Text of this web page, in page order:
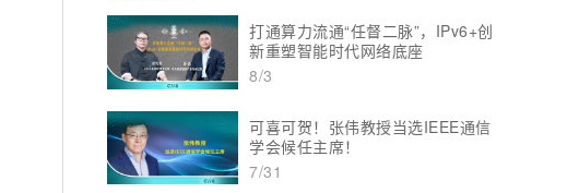
打通算力流通“任督二脉”，IPv6+创
新重塑智能时代网络底座
8/3
可喜可贺！张伟教授当选IEEE通信
学会候任主席！
7/31